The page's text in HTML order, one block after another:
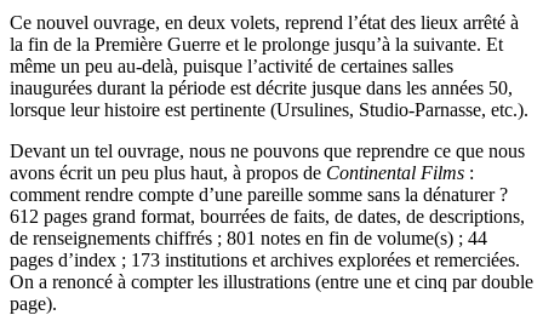
Ce nouvel ouvrage, en deux volets, reprend l’état des lieux arrêté à
la fin de la Première Guerre et le prolonge jusqu’à la suivante. Et
même un peu au-delà, puisque l’activité de certaines salles
inaugurées durant la période est décrite jusque dans les années 50,
lorsque leur histoire est pertinente (Ursulines, Studio-Parnasse, etc.).
Devant un tel ouvrage, nous ne pouvons que reprendre ce que nous
avons écrit un peu plus haut, à propos de Continental Films :
comment rendre compte d’une pareille somme sans la dénaturer ?
612 pages grand format, bourrées de faits, de dates, de descriptions,
de renseignements chiffrés ; 801 notes en fin de volume(s) ; 44
pages d’index ; 173 institutions et archives explorées et remerciées.
On a renoncé à compter les illustrations (entre une et cinq par double
page).